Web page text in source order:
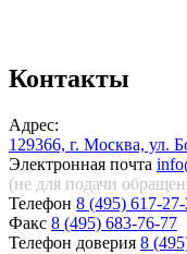
Контакты
Адрес:
129366, г. Москва, ул.
Электронная почта
(не для подачи
Телефон 8 (495) 617-
Факс 8 (495) 683-76-77
Телефон доверия 8